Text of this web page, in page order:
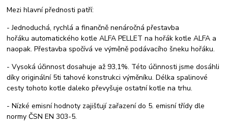
Mezi hlavní přednosti patří:
- Jednoduchá, rychlá a finančně nenáročná přestavba
hořáku automatického kotle ALFA PELLET na hořák kotle ALFA a
naopak. Přestavba spočívá ve výměně podávacího šneku hořáku.
- Vysoká účinnost dosahuje až 93,1%. Této účinnosti jsme dosáhli
díky originální 5ti tahové konstrukci výměníku. Délka spalinové
cesty tohoto kotle daleko převyšuje ostatní kotle na trhu.
- Nízké emisní hodnoty zajišťují zařazení do 5. emisní třídy dle
normy ČSN EN 303-5.